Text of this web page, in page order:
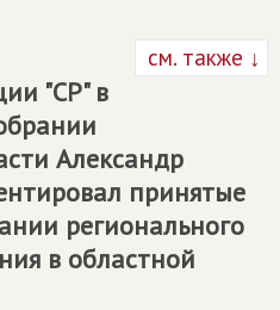
см. также ↓
"СР" в
Александр
принятые
регионального
в областной